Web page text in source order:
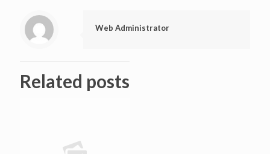
Web Administrator
Related posts